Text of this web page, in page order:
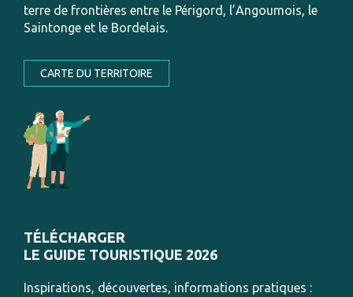
terre de frontières entre le Périgord, l’Angoumois, le
Saintonge et le Bordelais.
CARTE DU TERRITOIRE
TÉLÉCHARGER
LE GUIDE TOURISTIQUE 2026
Inspirations, découvertes, informations pratiques :